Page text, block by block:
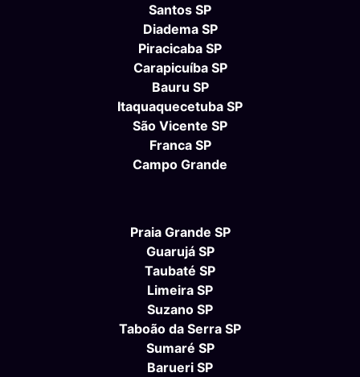
Santos SP
Diadema SP
Piracicaba SP
Carapicuíba SP
Bauru SP
Itaquaquecetuba SP
São Vicente SP
Franca SP
Campo Grande
Praia Grande SP
Guarujá SP
Taubaté SP
Limeira SP
Suzano SP
Taboão da Serra SP
Sumaré SP
Barueri SP